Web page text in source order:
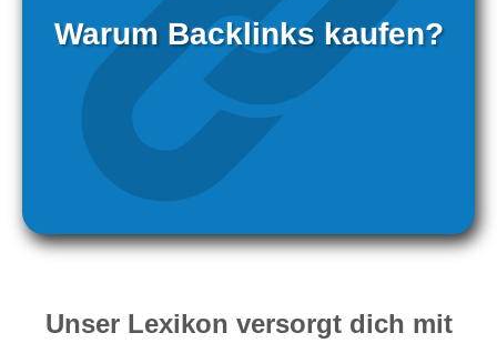
Warum Backlinks kaufen?
Unser Lexikon versorgt dich mit